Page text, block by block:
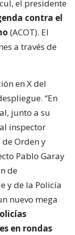
el presidente
contra el
(ACOT). El
a través de
en X del
“En
junto a su
inspector
Orden y
Pablo Garay
de
y de la Policía
nuevo mega
en rondas